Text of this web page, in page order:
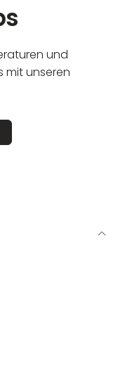
und
mit unseren